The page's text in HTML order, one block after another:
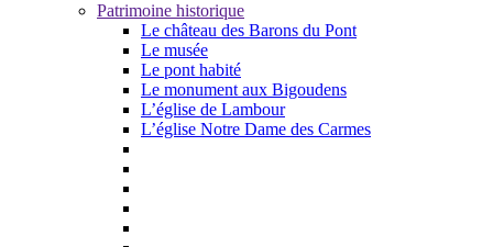
Patrimoine historique
Le château des Barons du Pont
Le musée
Le pont habité
Le monument aux Bigoudens
L’église de Lambour
L’église Notre Dame des Carmes